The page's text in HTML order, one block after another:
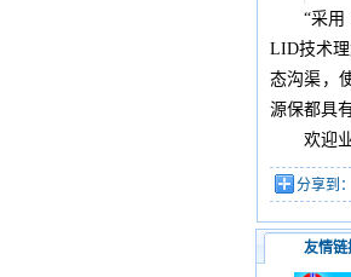
“采用
LID技术
态沟渠，
源保都具
欢迎
分享到：
友情链